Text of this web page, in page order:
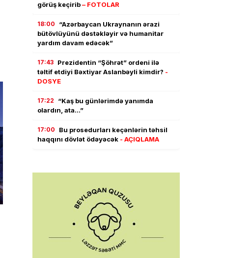
görüş keçirib– FOTOLAR
18:00
“Azərbaycan Ukraynanın ərazi
bütövlüyünü dəstəkləyir və humanitar
yardım davam edəcək”
17:43 Prezidentin “Şöhrət” ordeni ilə
təltif etdiyi Bəxtiyar Aslanbəyli kimdir? -
DOSYE
17:22
“Kaş bu günlərimdə yanımda
olardın, ata…”
17:00
Bu prosedurları keçənlərin təhsil
haqqını dövlət ödəyəcək - AÇIQLAMA